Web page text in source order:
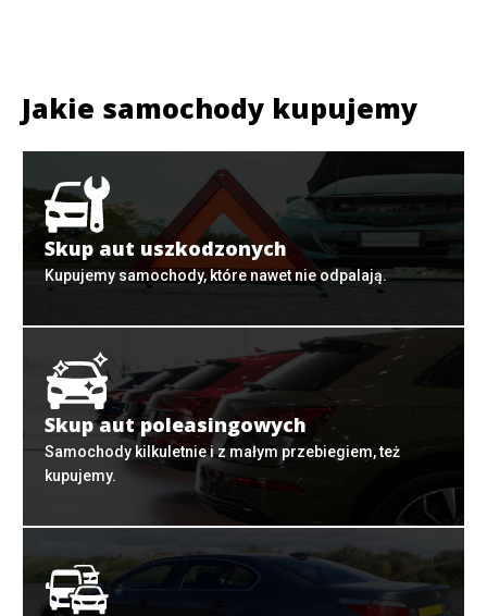
Jakie samochody kupujemy
Skup aut uszkodzonych
Kupujemy samochody, które nawet nie odpalają.
Skup aut poleasingowych
Samochody kilkuletnie i z małym przebiegiem, też
kupujemy.